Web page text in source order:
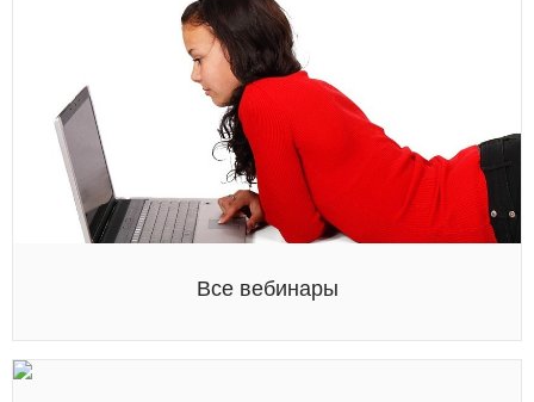
Все вебинары